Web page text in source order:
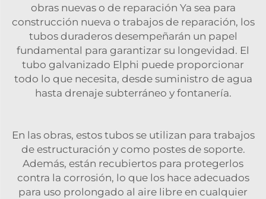
obras nuevas o de reparación Ya sea para
construcción nueva o trabajos de reparación, los
tubos duraderos desempeñarán un papel
fundamental para garantizar su longevidad. El
tubo galvanizado Elphi puede proporcionar
todo lo que necesita, desde suministro de agua
hasta drenaje subterráneo y fontanería.
En las obras, estos tubos se utilizan para trabajos
de estructuración y como postes de soporte.
Además, están recubiertos para protegerlos
contra la corrosión, lo que los hace adecuados
para uso prolongado al aire libre en cualquier